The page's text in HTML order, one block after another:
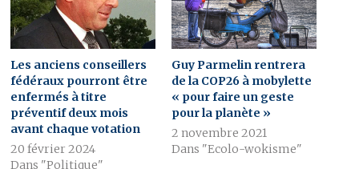
Les anciens conseillers
fédéraux pourront être
enfermés à titre
préventif deux mois
avant chaque votation
20 février 2024
Dans "Politique"
Guy Parmelin rentrera
de la COP26 à mobylette
« pour faire un geste
pour la planète »
2 novembre 2021
Dans "Ecolo-wokisme"